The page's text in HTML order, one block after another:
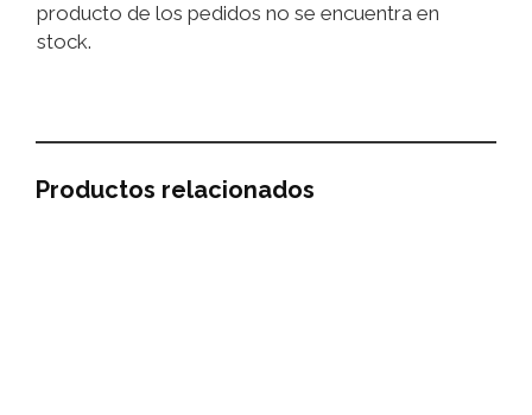
producto de los pedidos no se encuentra en
stock.
Productos relacionados